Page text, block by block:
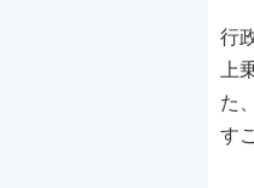
行
上
た
す